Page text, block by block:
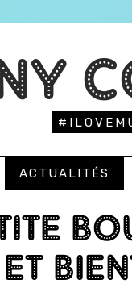
ACTUALITÉS